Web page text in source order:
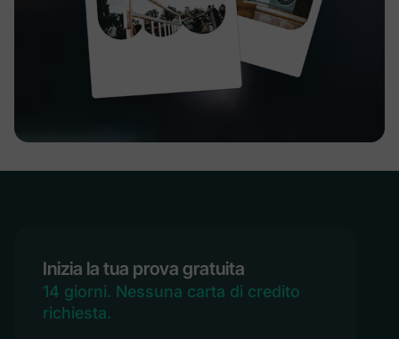
Inizia la tua prova gratuita
14 giorni. Nessuna carta di credito
richiesta.